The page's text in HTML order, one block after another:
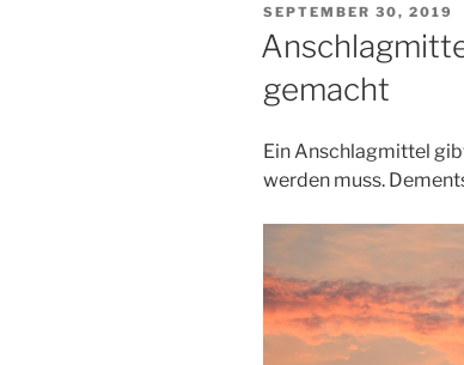
VERÖFFENTLICHT
AM
SEPTEMBER 30, 2019
gemacht
Ein Anschlagmittel
werden muss.